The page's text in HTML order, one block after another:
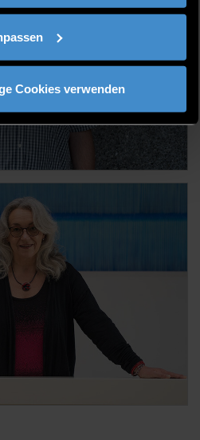
Cookies verwenden